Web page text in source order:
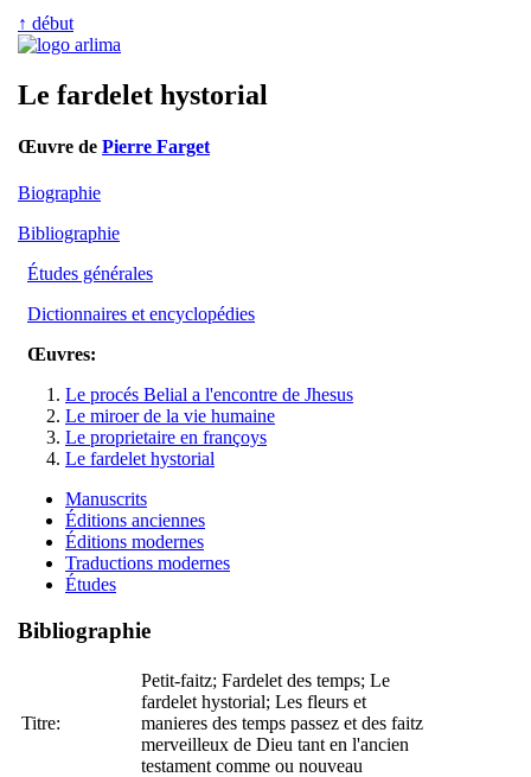
↑ début
Le fardelet hystorial
Œuvre de Pierre Farget
Biographie
Bibliographie
Études générales
Dictionnaires et encyclopédies
Œuvres:
Le procés Belial a l'encontre de Jhesus
Le miroer de la vie humaine
Le proprietaire en françoys
Le fardelet hystorial
Manuscrits
Éditions anciennes
Éditions modernes
Traductions modernes
Études
Bibliographie
Titre:
Petit-faitz; Fardelet des temps; Le
fardelet hystorial; Les fleurs et
manieres des temps passez et des faitz
merveilleux de Dieu tant en l'ancien
testament comme ou nouveau